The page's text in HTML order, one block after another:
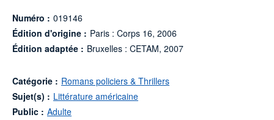
Numéro : 019146
Édition d'origine : Paris : Corps 16, 2006
Édition adaptée : Bruxelles : CETAM, 2007
Catégorie : Romans policiers & Thrillers
Sujet(s) : Littérature américaine
Public : Adulte